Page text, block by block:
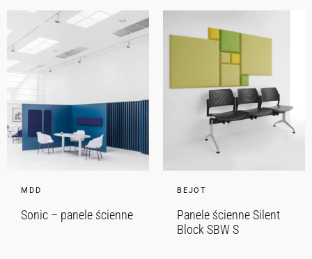
MDD
Sonic – panele ścienne
BEJOT
Panele ścienne Silent
Block SBW S